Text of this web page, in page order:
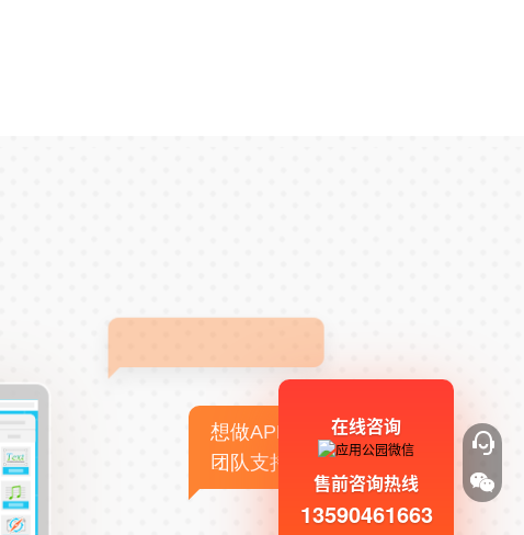
想做APP，但没有技术
团队支持
在线咨询
售前咨询热线
13590461663